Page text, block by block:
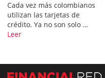
Cada vez más colombianos
utilizan las tarjetas de
crédito. Ya no son solo …
Leer